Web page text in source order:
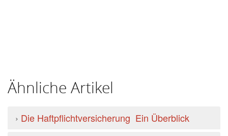
Ähnliche Artikel
› Die Haftpflichtversicherung  Ein Überblick